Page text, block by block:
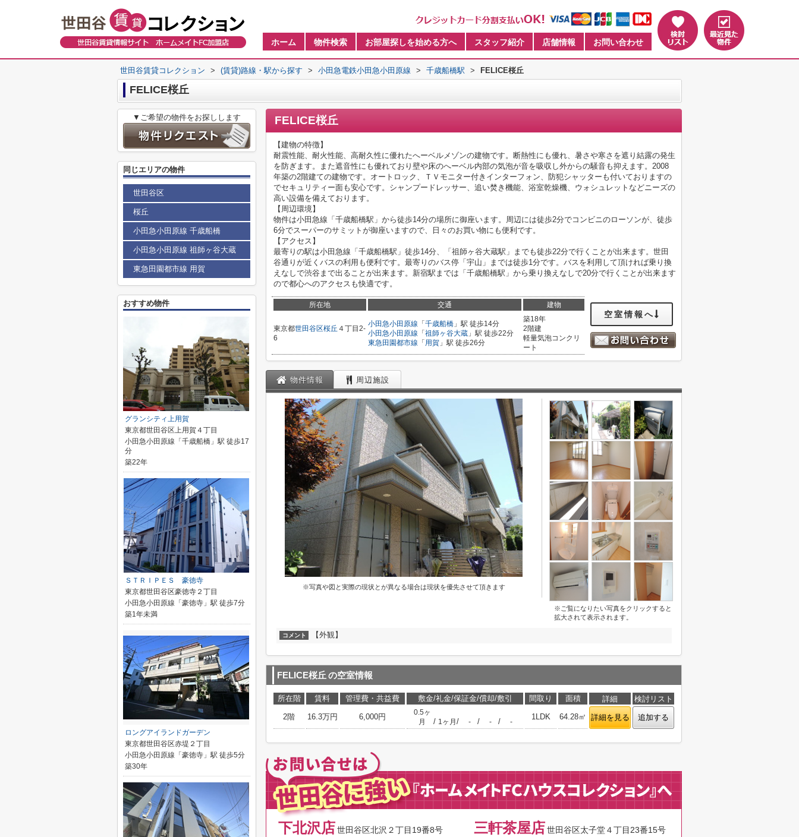
ホーム 物件検索 お部屋探しを始める方へ スタッフ紹介 店舗情報 お問い合わせ
世田谷賃貸コレクション > (賃貸)路線・駅から探す > 小田急電鉄小田急小田原線 > 千歳船橋駅 > FELICE桜丘
FELICE桜丘
FELICE桜丘
【建物の特徴】
耐震性能、耐火性能、高耐久性に優れたへーベルメゾンの建物です。断熱性にも優れ、暑さや寒さを遮り結露の発生
を防ぎます。また遮音性にも優れており壁や床のへーベル内部の気泡が音を吸収し外からの騒音も抑えます。2008
年築の2階建ての建物です。オートロック、ＴＶモニター付きインターフォン、防犯シャッターも付いておりますの
でセキュリティー面も安心です。シャンプードレッサー、追い焚き機能、浴室乾燥機、ウォシュレットなどニーズの
高い設備を備えております。
【周辺環境】
物件は小田急線「千歳船橋駅」から徒歩14分の場所に御座います。周辺には徒歩2分でコンビニのローソンが、徒歩
6分でスーパーのサミットが御座いますので、日々のお買い物にも便利です。
【アクセス】
最寄りの駅は小田急線「千歳船橋駅」徒歩14分、「祖師ヶ谷大蔵駅」までも徒歩22分で行くことが出来ます。世田
谷通りが近くバスの利用も便利です。最寄りのバス停「宇山」までは徒歩1分です。バスを利用して頂ければ乗り換
えなしで渋谷まで出ることが出来ます。新宿駅までは「千歳船橋駅」から乗り換えなしで20分で行くことが出来ます
ので都心へのアクセスも快適です。
所在地 交通 建物
東京都世田谷区桜丘 ４丁目2-
6
小田急小田原線 「 千歳船橋 」駅 徒歩14分
小田急小田原線 「 祖師ヶ谷大蔵 」駅 徒歩22分
東急田園都市線 「 用賀 」駅 徒歩26分
築18年
2階建
軽量気泡コンクリ
ート
空室情報へ
物件情報 周辺施設
※写真や図と実際の現状とが異なる場合は現状を優先させて頂きます
※ご覧になりたい写真をクリックすると
拡大されて表示されます。
コメント 【外観】
FELICE桜丘 の空室情報
所在階 賃料 管理費・共益費 敷金/礼金/保証金/償却/敷引 間取り 面積 詳細
検討リスト
2階
16.3万円 6,000円
0.5ヶ
月
/ 1ヶ月 / - / - / -
1LDK 64.28㎡ 詳細を見る 追加する
下北沢店世田谷区北沢２丁目19番8号 三軒茶屋店世田谷区太子堂４丁目23番15号
▼ご希望の物件をお探しします
同じエリアの物件
世田谷区
桜丘
小田急小田原線 千歳船橋
小田急小田原線 祖師ヶ谷大蔵
東急田園都市線 用賀
おすすめ物件
グランシティ上用賀
東京都世田谷区上用賀４丁目
小田急小田原線「千歳船橋」駅 徒歩17
分
築22年
ＳＴＲＩＰＥＳ 豪徳寺
東京都世田谷区豪徳寺２丁目
小田急小田原線「豪徳寺」駅 徒歩7分
築1年未満
ロングアイランドガーデン
東京都世田谷区赤堤２丁目
小田急小田原線「豪徳寺」駅 徒歩5分
築30年